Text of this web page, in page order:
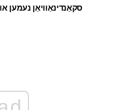
סקאַנדינאַוויאַן נעמען